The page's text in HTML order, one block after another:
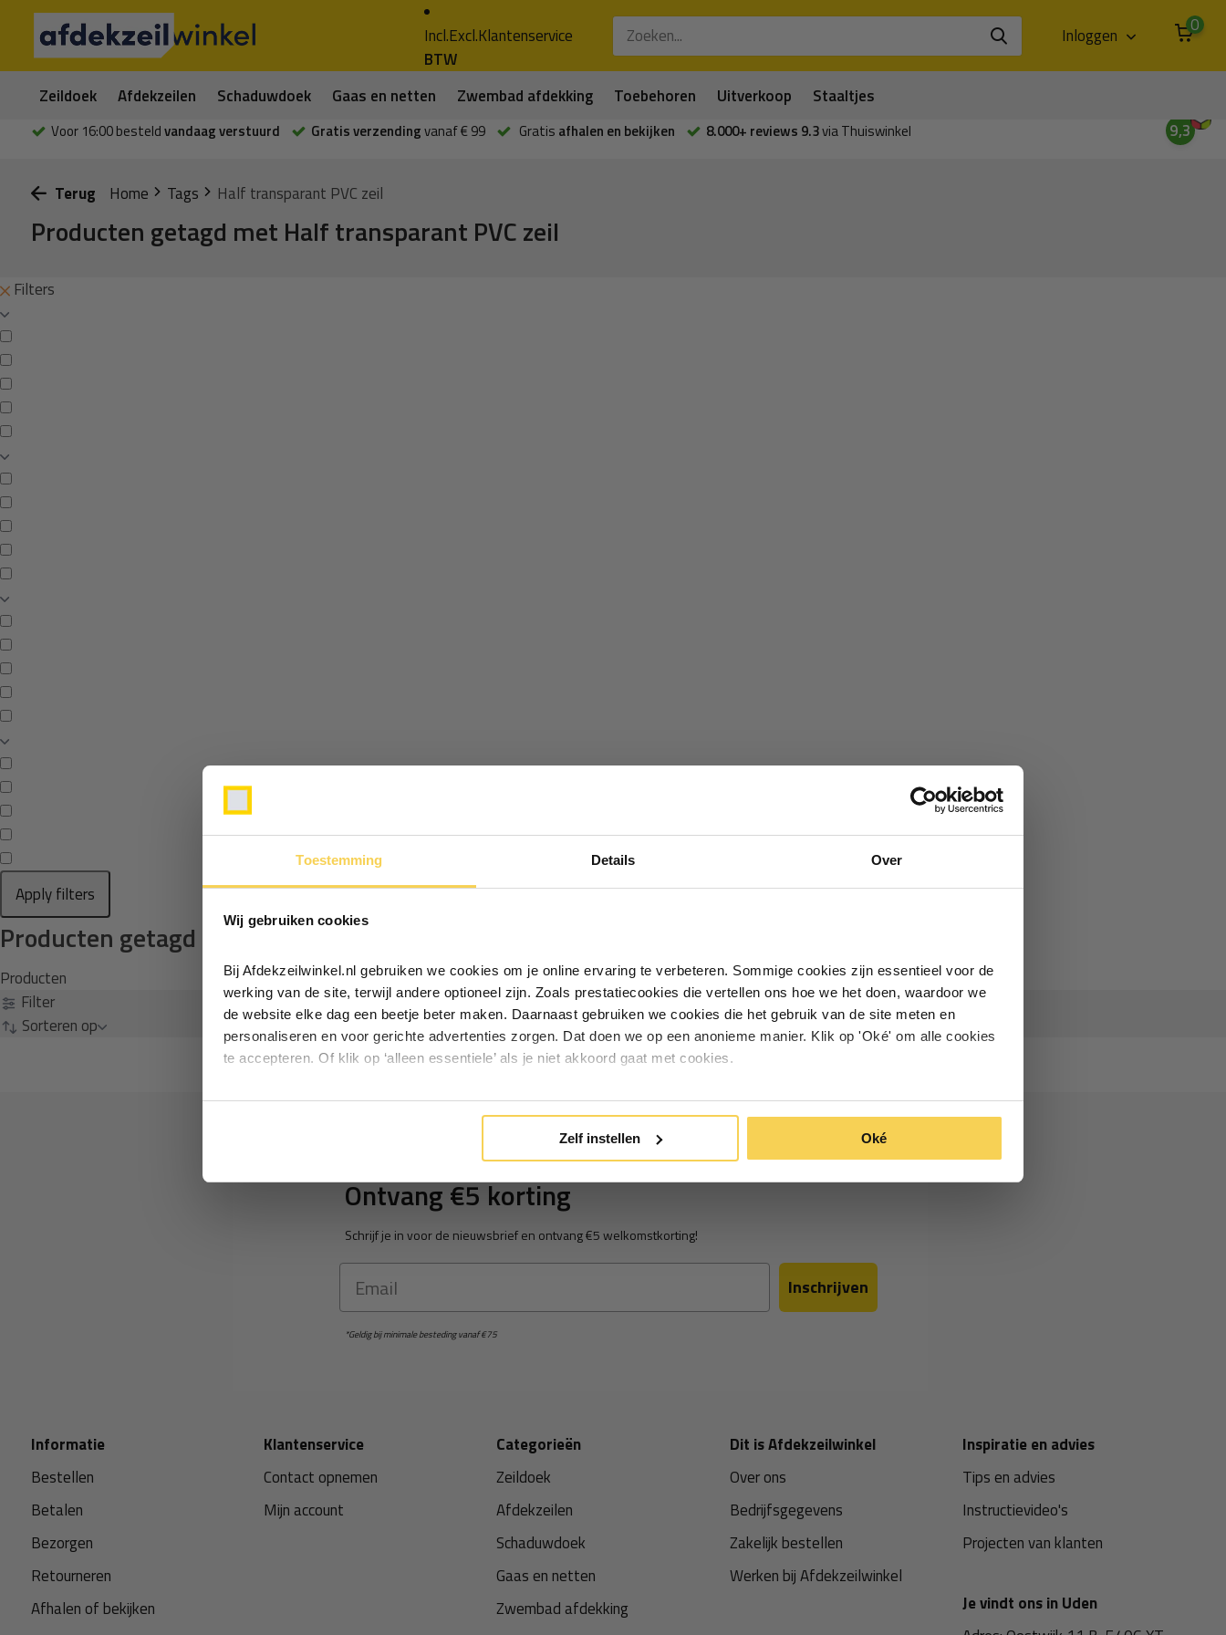
Toestemming Details Over
Wij gebruiken cookies
Bij Afdekzeilwinkel.nl gebruiken we cookies om je online ervaring te verbeteren. Sommige cookies zijn essentieel voor de
werking van de site, terwijl andere optioneel zijn. Zoals prestatiecookies die vertellen ons hoe we het doen, waardoor we
de website elke dag een beetje beter maken. Daarnaast gebruiken we cookies die het gebruik van de site meten en
personaliseren en voor gerichte advertenties zorgen. Dat doen we op een anonieme manier. Klik op 'Oké' om alle cookies
te accepteren. Of klik op ‘alleen essentiele’ als je niet akkoord gaat met cookies.
Zelf instellen Oké
Incl.Excl.
BTW
Klantenservice Inloggen 0
Zeildoek Afdekzeilen Schaduwdoek Gaas en netten Zwembad afdekking Toebehoren Uitverkoop Staaltjes
Voor 16:00 besteldvandaag verstuurd Gratis verzendingvanaf € 99 Gratis afhalen en bekijken 8.000+ reviews 9.3via Thuiswinkel 9,3
Terug Home Tags Half transparant PVC zeil
Producten getagd met Half transparant PVC zeil
Filters
Apply filters
Producten getagd met Half transparant PVC zeil
Producten
Filter
Sorteren op
Ontvang €5 korting
Schrijf je in voor de nieuwsbrief en ontvang €5 welkomstkorting!
Email Inschrijven
*Geldig bij minimale besteding vanaf €75
Informatie
Bestellen
Betalen
Bezorgen
Retourneren
Afhalen of bekijken
Klantenservice
Contact opnemen
Mijn account
Categorieën
Zeildoek
Afdekzeilen
Schaduwdoek
Gaas en netten
Zwembad afdekking
Dit is Afdekzeilwinkel
Over ons
Bedrijfsgegevens
Zakelijk bestellen
Werken bij Afdekzeilwinkel
Inspiratie en advies
Tips en advies
Instructievideo's
Projecten van klanten
Je vindt ons in Uden
Ontvang €5,- korting!
ontvang €5,- welkomstkorting!
Particulier Zakelijk
Inschrijven